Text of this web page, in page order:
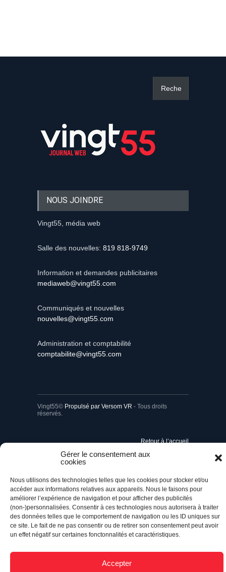
Gérer le consentement aux
cookies
Nous utilisons des technologies telles que les cookies pour stocker et/ou
accéder aux informations relatives aux appareils. Nous le faisons pour
améliorer l’expérience de navigation et pour afficher des publicités
(non-)personnalisées. Consentir à ces technologies nous autorisera à traiter
des données telles que le comportement de navigation ou les ID uniques sur
ce site. Le fait de ne pas consentir ou de retirer son consentement peut avoir
un effet négatif sur certaines fonctonnalités et caractéristiques.
Accepter
NOUS JOINDRE
Vingt55, média web
Salle des nouvelles: 819 818-9749
Information et demandes publicitaires
mediaweb@vingt55.com
Communiqués et nouvelles
nouvelles@vingt55.com
Administration et comptabilité
comptabilite@vingt55.com
Vingt55© Propulsé par Versom VR - Tous droits
réservés.
Retour à l’accueil